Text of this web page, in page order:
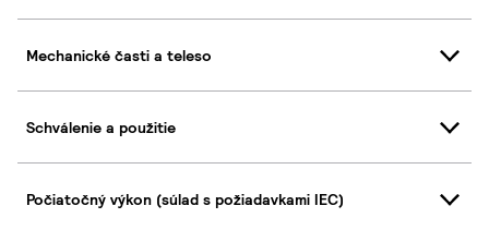
Mechanické časti a teleso
Schválenie a použitie
Počiatočný výkon (súlad s požiadavkami IEC)